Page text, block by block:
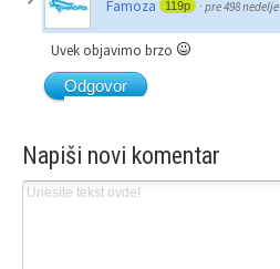
Famoza 119p · pre 498 nedelje
Uvek objavimo brzo
Odgovor
Napiši novi komentar